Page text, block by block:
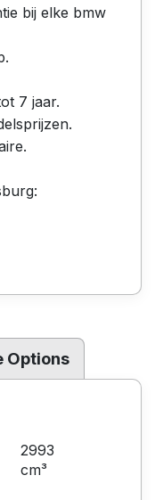
bij elke bmw
7 jaar.
Options
2993
cm³